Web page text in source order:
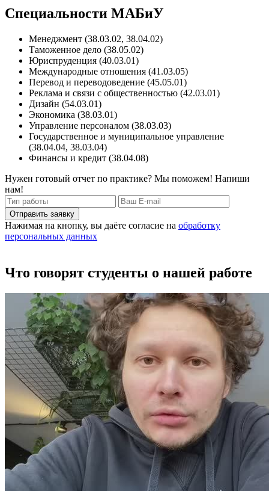
Специальности МАБиУ
Менеджмент (38.03.02, 38.04.02)
Таможенное дело (38.05.02)
Юриспруденция (40.03.01)
Международные отношения (41.03.05)
Перевод и переводоведение (45.05.01)
Реклама и связи с общественностью (42.03.01)
Дизайн (54.03.01)
Экономика (38.03.01)
Управление персоналом (38.03.03)
Государственное и муниципальное управление
(38.04.04, 38.03.04)
Финансы и кредит (38.04.08)
Нужен готовый отчет по практике? Мы поможем! Напиши
нам!
Отправить заявку
Нажимая на кнопку, вы даёте согласие на обработку
персональных данных
Что говорят студенты о нашей работе